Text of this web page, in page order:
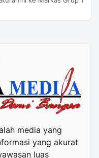
media yang
yang akurat
luas